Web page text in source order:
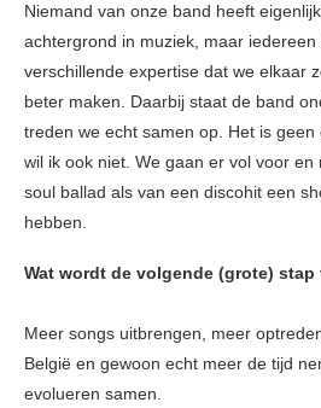
Niemand van onze band heeft
achtergrond in muziek, maar iedereen
verschillende expertise dat we elkaar
beter maken. Daarbij staat de band
treden we echt samen op. Het is
wil ik ook niet. We gaan er vol voor en
soul ballad als van een discohit een
hebben.
Wat wordt de volgende (grote) stap
Meer songs uitbrengen, meer
België en gewoon echt meer de tijd
evolueren samen.